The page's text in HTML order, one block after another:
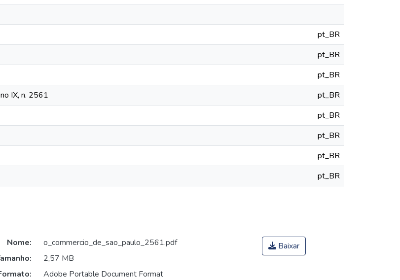
pt_BR
pt_BR
pt_BR
IX, n. 2561
pt_BR
pt_BR
pt_BR
pt_BR
pt_BR
Nome:
o_commercio_de_sao_paulo_2561.pdf
2,57 MB
Adobe Portable Document Format
Baixar